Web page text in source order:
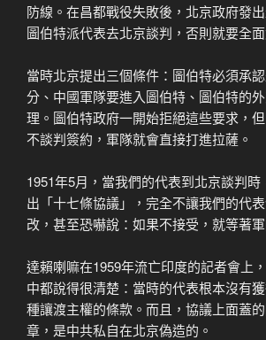
防線。在昌都戰役失敗後，北京政府發
圖伯特派代表去北京談判，否則就要全
當時北京提出三個條件：圖伯特必須承
分、中國軍隊要進入圖伯特、圖伯特的
理。圖伯特政府一開始拒絕這些要求，
不談判簽約，軍隊就會直接打進拉薩。
1951年5月，當我們的代表到北京談判
出「十七條協議」，完全不讓我們的代
改，甚至恐嚇說：如果不接受，就等著軍
達賴喇嘛在1959年流亡印度的記者會上
中都說得很清楚：當時的代表根本沒有
種讓渡主權的條款。而且，協議上面蓋
章，是中共私自在北京偽造的。